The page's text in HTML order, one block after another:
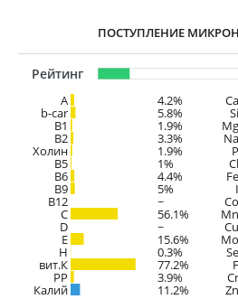
ПОСТУПЛЕНИЕ
Рейтинг
A
4.2%
b-car 5.8%
В1 1.9%
B2 3.3%
Холин 1.9%
B5 1%
B6 4.4%
B9 5%
B12 ~
C 56.1%
D ~
E 15.6%
H 0.3%
вит.К 77.2%
PP 3.9%
Калий 11.2%
Ca
Si
Mg
Na
P
Cl
Fe
I
Co
Mn
Cu
Mo
Se
F
Cr
Zn